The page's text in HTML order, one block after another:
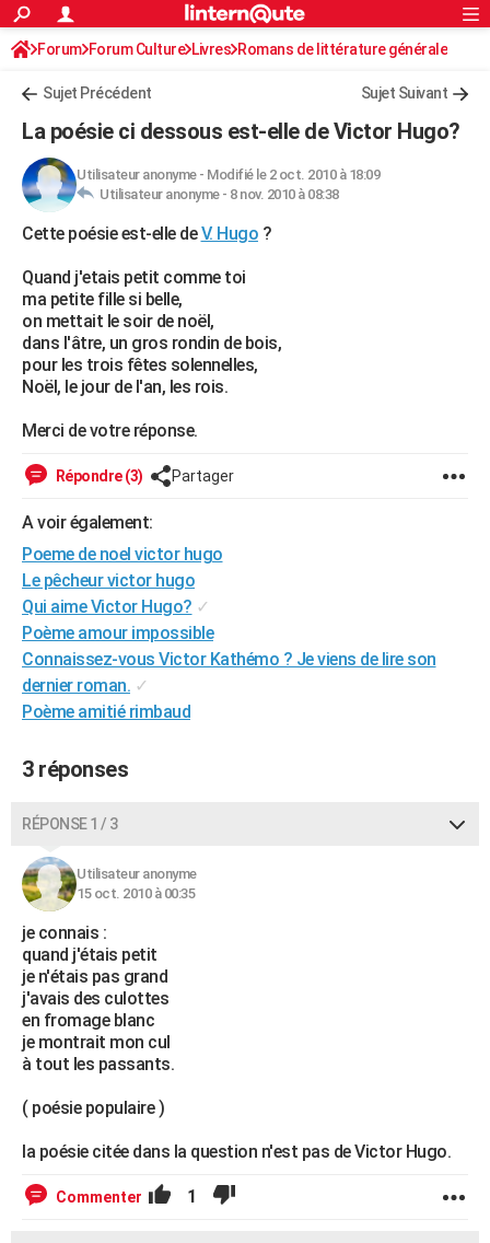
ACTUALITÉS
Politique
Société
Faits Divers
Education
Monde
Villes
+
FINANCE
Retraite
Impôts
Epargne
Immobilier
Risques naturels par ville
Banque
Assurance
Crédit
AUTO
Essais
Réserver un essai
Citadines
Berlines
SUV
Forum auto
+HIGH-TECH
Mobiles
Meilleur smartphone
Internet
Ordinateurs
Jeux vidéo
Guide high-tech
+BRICOLAGE
Forum
Aménagement intérieur
Extérieur
Cuisine
Salle de bains
Jardinage
Rangement
WEEK-END
Guides de France
Escapades
Patrimoine
Expositions
Musées
Week-end nature
+LIFESTYLE
Art de vivre
Bien-être
Loisirs
ModeModes de vie
SANTE
Alimentation
Guide de la santé
Maladies
Médicaments
Sommeil
VOYAGE
Destinations
City break
Voyage nature
Voyage de noces
Forum
Climat
PHOTO
GUIDES D'ACHAT
BONS PLANS
CARTE DE VOEUX
Carte de Noël
Carte Bonne année
Carte Saint-Valentin
Carte Pâques
Carte d'anniversaire
DICTIONNAIRE
COPAINS D'AVANT
S'inscrire
Se connecter
Lycées
Collèges
Primaires
Universités
Entreprises
Service militaire
Avis de recherche
AVIS DE DÉCÈS
FORUM
Bricolage
Lifestyle
Culture
Sport
Auto
Television
Voyage
Cinema
Rechercher
S'inscrire
Connexion
Forum Forum Culture Livres Romans de littérature générale
Sujet Précédent Sujet Suivant
La poésie ci dessous est-elle de Victor Hugo?
Utilisateur anonyme- Modifié le 2 oct. 2010 à 18:09
Utilisateur anonyme - 8 nov. 2010 à 08:38
Cette poésie est-elle deV. Hugo ?
Quand j'etais petit comme toi
ma petite fille si belle,
on mettait le soir de noël,
dans l'âtre, un gros rondin de bois,
pour les trois fêtes solennelles,
Noël, le jour de l'an, les rois.
Merci de votre réponse.
Répondre (3) Partager
A voir également:
Poeme de noel victor hugo
Le pêcheur victor hugo
Qui aime Victor Hugo? ✓
Poème amour impossible
Connaissez-vous Victor Kathémo ? Je viens de lire son
dernier roman. ✓
Poème amitié rimbaud
3 réponses
RÉPONSE 1 / 3
Utilisateur anonyme
15 oct. 2010 à 00:35
je connais :
quand j'étais petit
je n'étais pas grand
j'avais des culottes
en fromage blanc
je montrait mon cul
à tout les passants.
( poésie populaire )
la poésie citée dans la question n'est pas de Victor Hugo.
Commenter 1